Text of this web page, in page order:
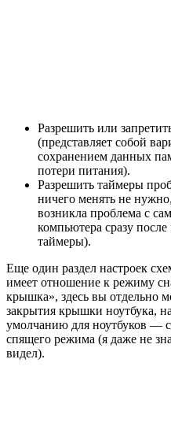
Разрешить или
(представляет собой
сохранением данных
потери питания).
Разрешить таймеры
ничего менять не
возникла проблема с
компьютера сразу
таймеры).
Еще один раздел настроек
имеет отношение к режиму
крышка», здесь вы отдельно
закрытия крышки ноутбука,
умолчанию для ноутбуков —
спящего режима (я даже не
видел).